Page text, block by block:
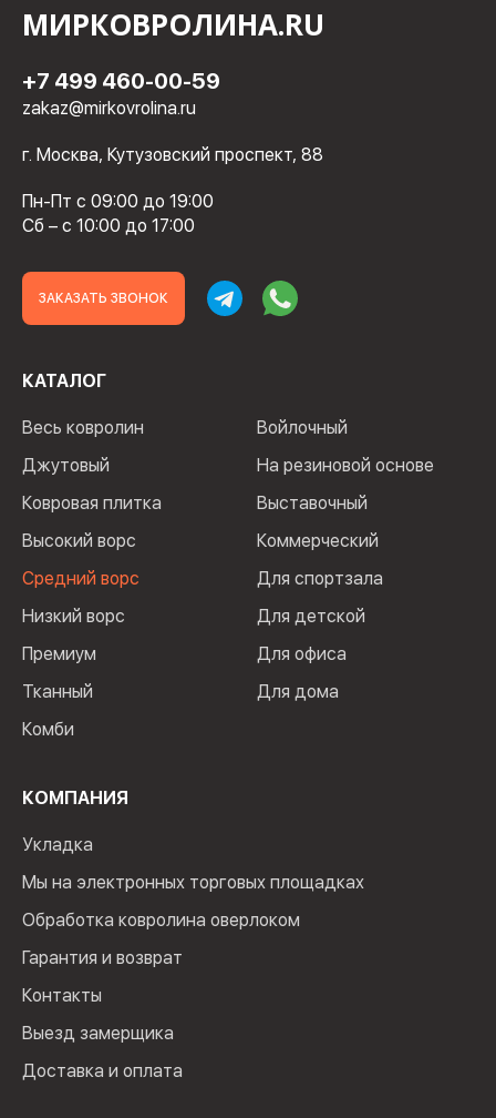
МИРКОВРОЛИНА.RU
+7 499 460-00-59
zakaz@mirkovrolina.ru
г. Москва, Кутузовский проспект, 88
Пн-Пт с 09:00 до 19:00
Сб – с 10:00 до 17:00
ЗАКАЗАТЬ ЗВОНОК
КАТАЛОГ
Весь ковролин
Джутовый
Ковровая плитка
Высокий ворс
Средний ворс
Низкий ворс
Премиум
Тканный
Комби
Войлочный
На резиновой основе
Выставочный
Коммерческий
Для спортзала
Для детской
Для офиса
Для дома
КОМПАНИЯ
Укладка
Мы на электронных торговых площадках
Обработка ковролина оверлоком
Гарантия и возврат
Контакты
Выезд замерщика
Доставка и оплата